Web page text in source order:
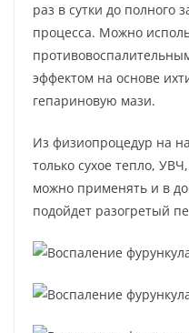
раз в сутки до полного
процесса. Можно
эффектом на основе
гепариновую мази.
Из физиопроцедур на
только сухое тепло,
можно применять и в
подойдет разогретый